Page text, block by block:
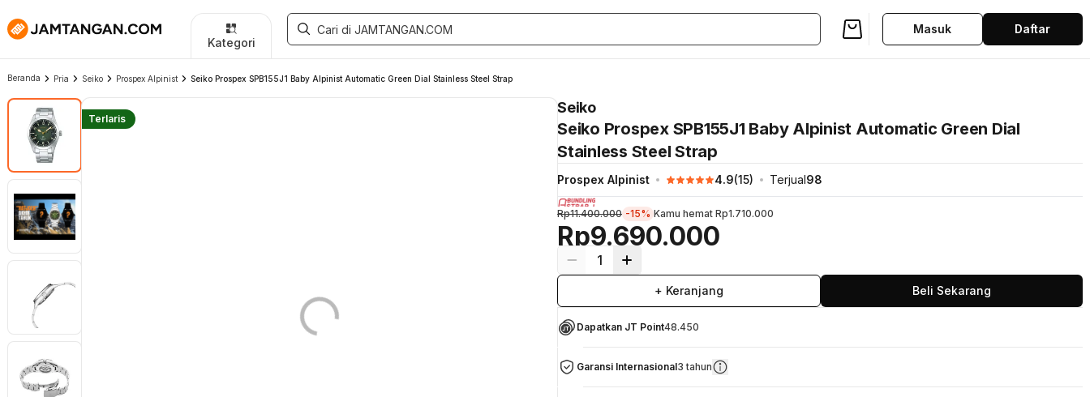
Kategori
Masuk Daftar
Beranda Pria Seiko Prospex Alpinist Seiko Prospex SPB155J1 Baby Alpinist Automatic Green Dial Stainless Steel Strap
Terlaris
Seiko
Seiko Prospex SPB155J1 Baby Alpinist Automatic Green Dial
Stainless Steel Strap
Prospex Alpinist 4.9(15) Terjual98
Rp9.690.000
Rp11.400.000 -15% Kamu hemat Rp1.710.000
1
+ Keranjang Beli Sekarang
Dapatkan JT Point48.450
Garansi Internasional3 tahun